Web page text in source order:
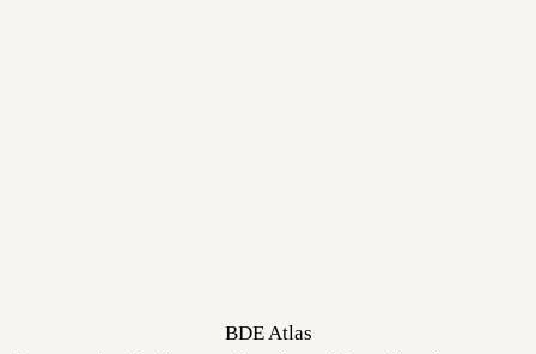
BDE Atlas